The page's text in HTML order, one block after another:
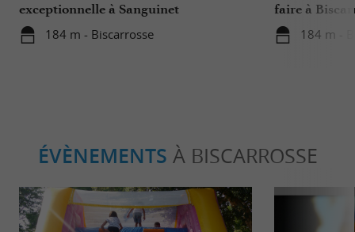
exceptionnelle à Sanguinet
184 m - Biscarrosse
faire à
184 m -
ÉVÈNEMENTS À BISCARROSSE